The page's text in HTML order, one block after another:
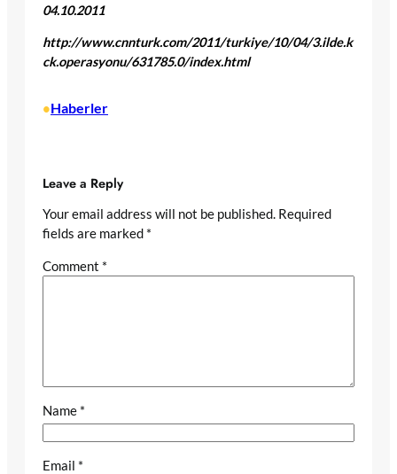
04.10.2011
http://www.cnnturk.com/2011/turkiye/10/04/3.ilde.k
ck.operasyonu/631785.0/index.html
•Haberler
Leave a Reply
Your email address will not be published. Required
fields are marked *
Comment *
Name *
Email *